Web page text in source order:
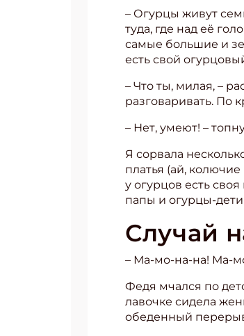
– Огурцы живут
туда, где над её
самые большие и
есть свой
– Что ты, милая, –
разговаривать. По
– Нет, умеют! –
Я сорвала
платья (ай,
у огурцов есть
папы и огурцы-
Случай
– Ма-мо-на-на! Ма-
Федя мчался по
лавочке сидела
обеденный